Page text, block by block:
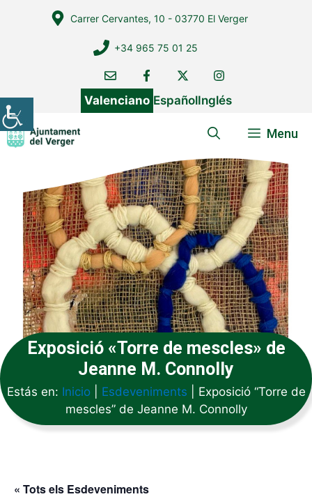
Carrer Cervantes, 10 - 03770 El Verger
+34 965 75 01 25
Valenciano EspañolInglés
Menu
Exposició «Torre de mescles» de
Jeanne M. Connolly
Estás en: Inicio| Esdeveniments
Exposició “Torre de
mescles” de Jeanne M. Connolly
« Tots els Esdeveniments